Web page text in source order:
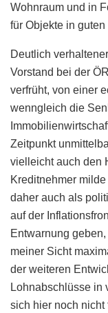
Wohnraum und in
für Objekte in guten
Deutlich
Vorstand bei der
verfrüht, von einer
wenngleich die
Zeitpunkt
vielleicht auch den
Kreditnehmer
daher auch als
auf der
Entwarnung
meiner Sicht
der weiteren
Lohnabschlüsse in
sich hier noch nicht